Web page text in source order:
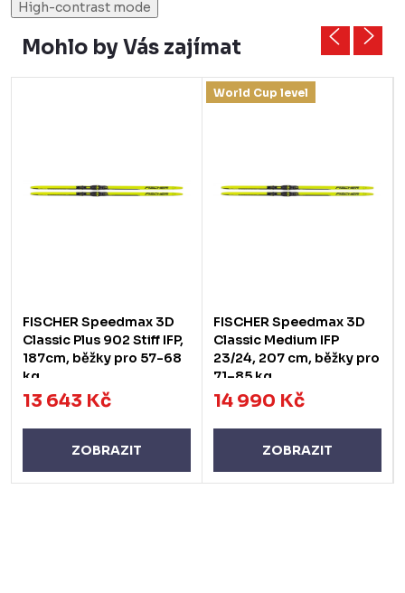
High-contrast mode
Mohlo by Vás zajímat
FISCHER Speedmax 3D
Classic Plus 902 Stiff IFP,
187cm, běžky pro 57-68
kg
13 643 Kč
ZOBRAZIT
World Cup level
FISCHER Speedmax 3D
Classic Medium IFP
23/24, 207 cm, běžky pro
71–85 kg
14 990 Kč
ZOBRAZIT